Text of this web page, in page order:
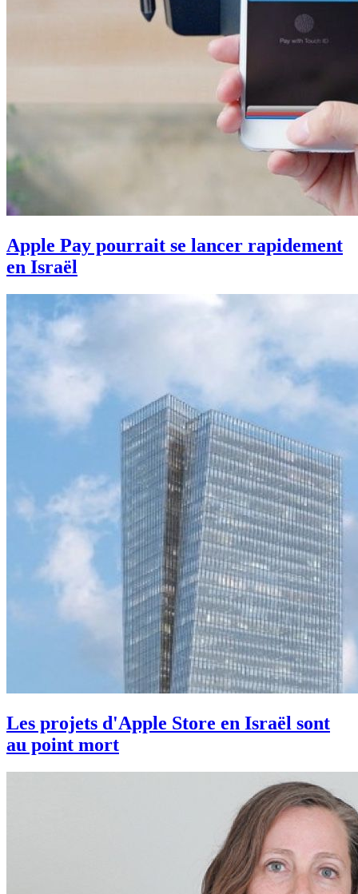
Apple Pay pourrait se lancer rapidement
en Israël
Les projets d'Apple Store en Israël sont
au point mort